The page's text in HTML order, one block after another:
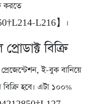
করতে
L216】।
বিক্রি
ই-বুক বানিয়ে
হবে। এটা ১০০%